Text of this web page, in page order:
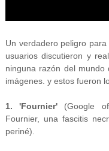
Un verdadero peligro
usuarios discutieron y
ninguna razón del
imágenes. y estos fueron
1. 'Fournier' (Google
Fournier, una fascitis
periné).